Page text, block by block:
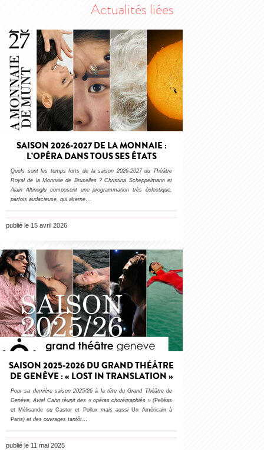
Actualités liées
SAISON 2026-2027 DE LA MONNAIE :
L’OPÉRA DANS TOUS SES ÉTATS
Quels sont les temps forts de la saison 2026-2027 du Théâtre
Royal de la Monnaie de Bruxelles ? Christina Scheppelmann et
Alain Altinoglu composent une programmation très éclectique,
parfois audacieuse, qui alterne…
publié le 15 avril 2026
SAISON 2025-2026 DU GRAND THÉÂTRE
DE GENÈVE : « LOST IN TRANSLATION »
Pour sa dernière saison 2025/26 à la tête du Grand Théâtre de
Genève, Aviel Cahn réunit des « opéras chorégraphiés » (Pelléas
et Mélisande ou Castor et Polluxmais aussiUn Américain à
Paris) et des ouvrages tantôt…
publié le 11 mai 2025